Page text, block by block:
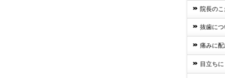
院長のこ
抜歯につ
痛みに
目立ち